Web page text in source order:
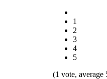
1
2
3
4
5
(1 vote, average